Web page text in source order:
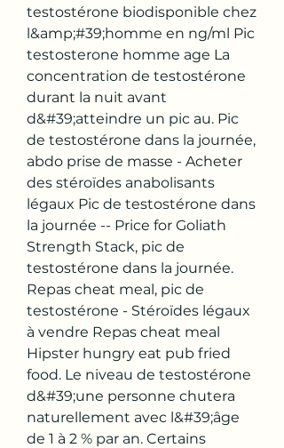
testostérone biodisponible chez
l&amp;#39;homme en ng/ml Pic
testosterone homme age La
concentration de testostérone
durant la nuit avant
d&#39;atteindre un pic au. Pic
de testostérone dans la journée,
abdo prise de masse - Acheter
des stéroïdes anabolisants
légaux Pic de testostérone dans
la journée -- Price for Goliath
Strength Stack, pic de
testostérone dans la journée.
Repas cheat meal, pic de
testostérone - Stéroïdes légaux
à vendre Repas cheat meal
Hipster hungry eat pub fried
food. Le niveau de testostérone
d&#39;une personne chutera
naturellement avec l&#39;âge
de 1 à 2 % par an. Certains